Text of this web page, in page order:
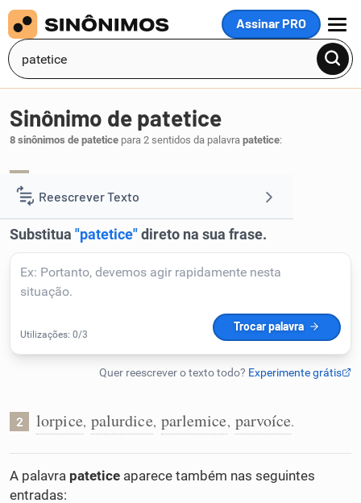
Assinar PRO
MENU
Reescrever Texto
Resumir Texto
Corrigir Texto
Detector de IA
Humanizador de IA
Cata-letras
Sinônimo de patetice
8 sinônimos de patetice para 2 sentidos da palavra patetice:
2 lorpice, palurdice, parlemice, parvoíce.
A palavra patetice aparece também nas seguintes
entradas: